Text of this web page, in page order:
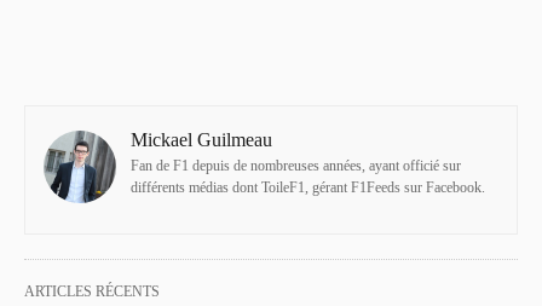
Mickael Guilmeau
Fan de F1 depuis de nombreuses années, ayant officié sur
différents médias dont ToileF1, gérant F1Feeds sur Facebook.
ARTICLES RÉCENTS